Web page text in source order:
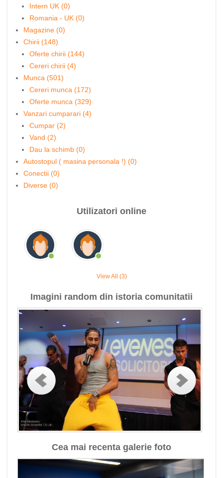
Intern UK (0)
Romania - UK (0)
Magazine (0)
Chirii (148)
Oferte chirii (144)
Cereri chirii (4)
Munca (501)
Cereri munca (172)
Oferte munca (329)
Vanzari cumparari (4)
Cumpar (2)
Vand (2)
Dau la schimb (0)
Autostopul ( masina personala !) (0)
Conectii (0)
Diverse (0)
Utilizatori online
View All (3)
Imagini random din istoria comunitatii
Cea mai recenta galerie foto